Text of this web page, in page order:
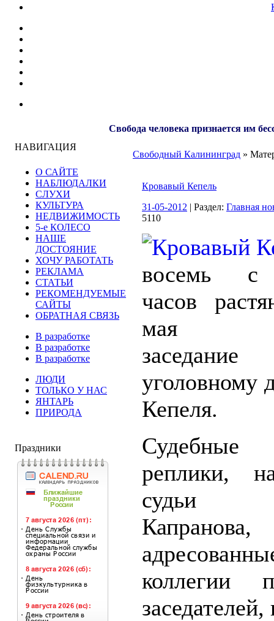
Свобода человека признается им
НАВИГАЦИЯ
О САЙТЕ
НАБЛЮДАЛКИ
СЛУХИ
КУЛЬТУРА
НЕДВИЖИМОСТЬ
5-е КОЛЕСО
НАШЕ
ДОСТОЯНИЕ
ХОЧУ РАБОТАТЬ
РЕКЛАМА
СТАТЬИ
РЕКОМЕНДУЕМЫЕ
САЙТЫ
ОБРАТНАЯ СВЯЗЬ
В разработке
В разработке
В разработке
ЛЮДИ
ТОЛЬКО У НАС
ЯНТАРЬ
ПРИРОДА
Праздники
Свободный Калининград »
Кровавый Кепель
31-05-2012 | Раздел: Главная
5110
восемь с
часов
мая
уголовному
Кепеля.
Судебные
реплики,
судьи
Капранова,
коллегии
заседателей,